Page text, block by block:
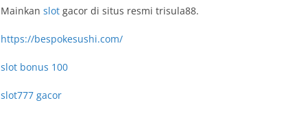
Mainkan slot gacor di situs resmi trisula88.
https://bespokesushi.com/
slot bonus 100
slot777 gacor